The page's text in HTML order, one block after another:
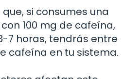
si consumes una
100 mg de cafeína,
7 horas, tendrás entre
cafeína en tu sistema.